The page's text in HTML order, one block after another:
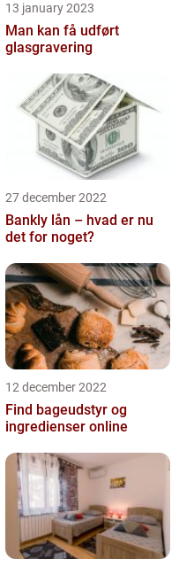
13 january 2023
Man kan få udført
glasgravering
27 december 2022
Bankly lån – hvad er nu
det for noget?
12 december 2022
Find bageudstyr og
ingredienser online